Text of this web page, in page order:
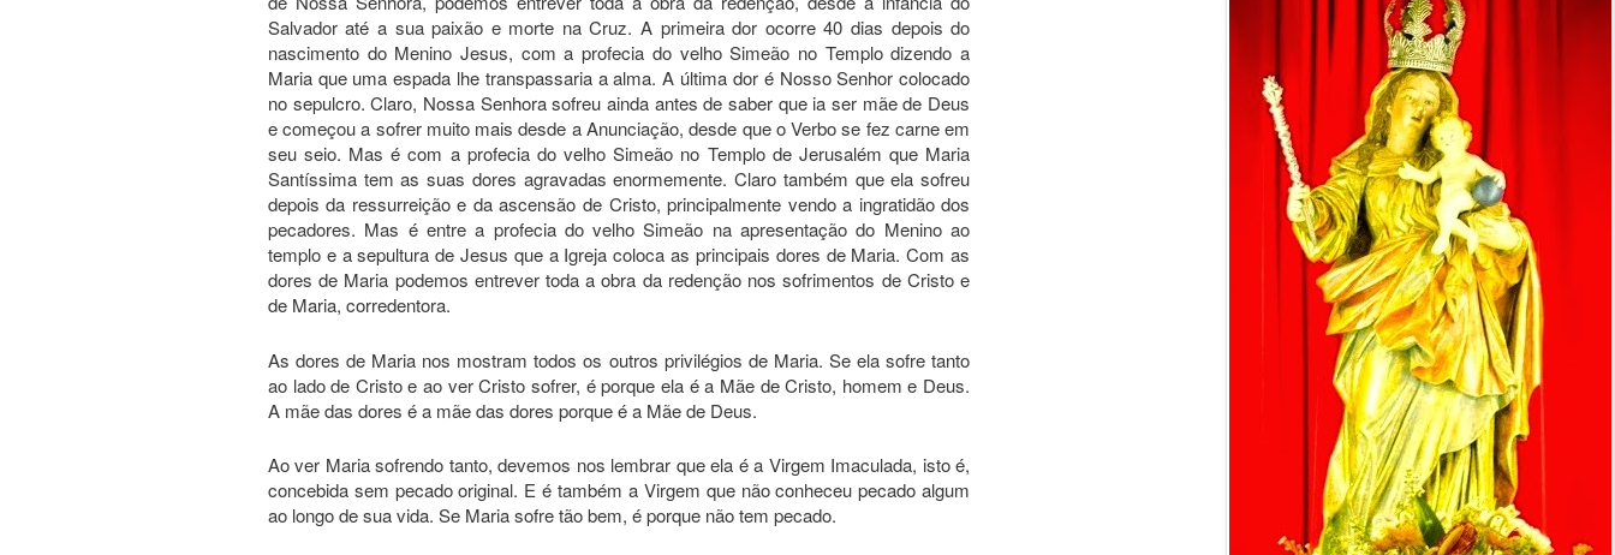
Salvador até a sua paixão e morte na Cruz. A primeira dor ocorre 40 dias depois do
nascimento do Menino Jesus, com a profecia do velho Simeão no Templo dizendo a
Maria que uma espada lhe transpassaria a alma. A última dor é Nosso Senhor colocado
no sepulcro. Claro, Nossa Senhora sofreu ainda antes de saber que ia ser mãe de Deus
e começou a sofrer muito mais desde a Anunciação, desde que o Verbo se fez carne em
seu seio. Mas é com a profecia do velho Simeão no Templo de Jerusalém que Maria
Santíssima tem as suas dores agravadas enormemente. Claro também que ela sofreu
depois da ressurreição e da ascensão de Cristo, principalmente vendo a ingratidão dos
pecadores. Mas é entre a profecia do velho Simeão na apresentação do Menino ao
templo e a sepultura de Jesus que a Igreja coloca as principais dores de Maria. Com as
dores de Maria podemos entrever toda a obra da redenção nos sofrimentos de Cristo e
de Maria, corredentora.
As dores de Maria nos mostram todos os outros privilégios de Maria. Se ela sofre tanto
ao lado de Cristo e ao ver Cristo sofrer, é porque ela é a Mãe de Cristo, homem e Deus.
A mãe das dores é a mãe das dores porque é a Mãe de Deus.
Ao ver Maria sofrendo tanto, devemos nos lembrar que ela é a Virgem Imaculada, isto é,
concebida sem pecado original. E é também a Virgem que não conheceu pecado algum
ao longo de sua vida. Se Maria sofre tão bem, é porque não tem pecado.